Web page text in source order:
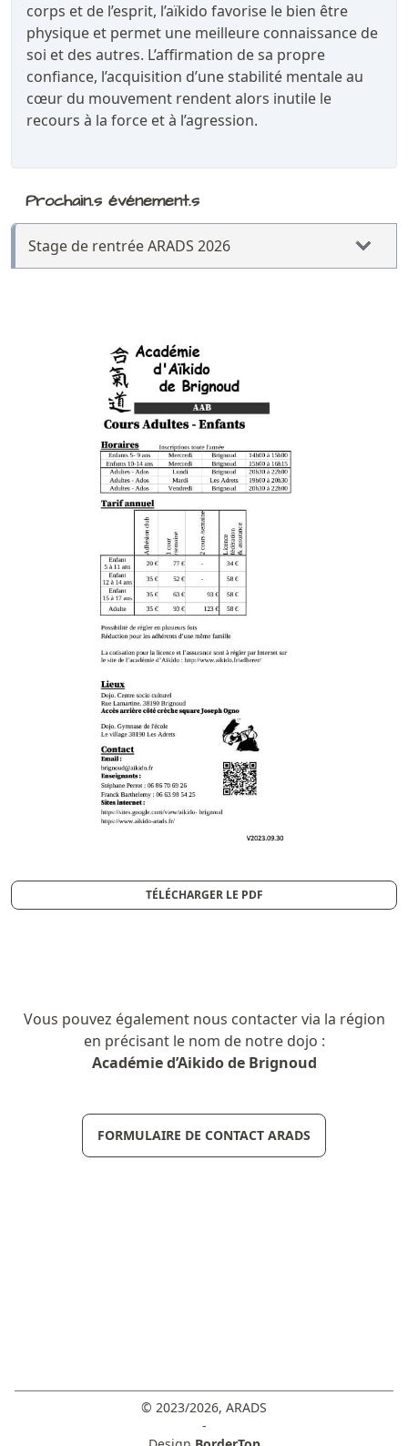
corps et de l’esprit, l’aïkido favorise le bien être
physique et permet une meilleure connaissance de
soi et des autres. L’affirmation de sa propre
confiance, l’acquisition d’une stabilité mentale au
cœur du mouvement rendent alors inutile le
recours à la force et à l’agression.
Prochain.s événement.s
Stage de rentrée ARADS 2026
TÉLÉCHARGER LE PDF
Vous pouvez également nous contacter via la région
en précisant le nom de notre dojo :
Académie d’Aikido de Brignoud
FORMULAIRE DE CONTACT ARADS
© 2023/2026, ARADS
-